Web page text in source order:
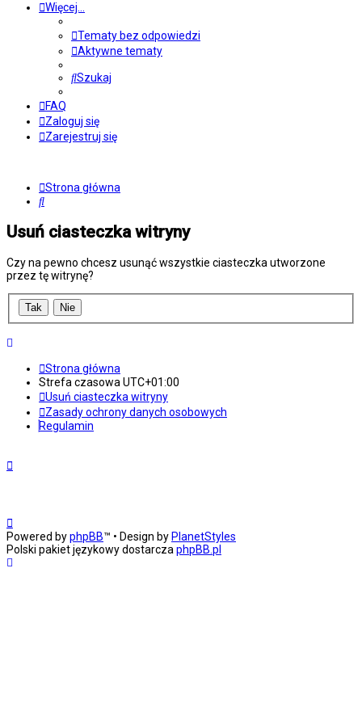
Więcej…
Tematy bez odpowiedzi
Aktywne tematy
Szukaj
FAQ
Zaloguj się
Zarejestruj się
Strona główna
Szukaj
Usuń ciasteczka witryny
Czy na pewno chcesz usunąć wszystkie ciasteczka utworzone
przez tę witrynę?
Strona główna
Strefa czasowaUTC+01:00
Usuń ciasteczka witryny
Zasady ochrony danych osobowych
Regulamin
Powered byphpBB™ • Design by PlanetStyles
Polski pakiet językowy dostarczaphpBB.pl